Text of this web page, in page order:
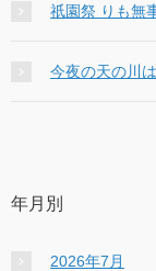
祇園祭 りも無
今夜の天の川は
年月別
2026年7月